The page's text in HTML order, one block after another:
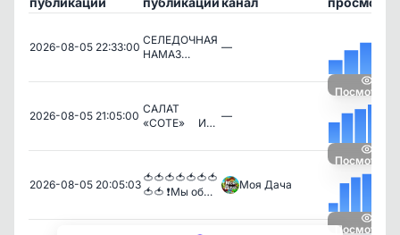
2026-08-05 22:33:00
СЕЛЕДОЧНАЯ
НАМАЗ…
—
Посмотреть
2026-08-05 21:05:00
САЛАТ
«СОТЕ» ⠀ И…
—
Посмотреть
2026-08-05 20:05:03
🍅🍅🍅🍅🍅🍅🍅
🍅🍅 ❗Мы об…
Моя Дача
Посмотреть